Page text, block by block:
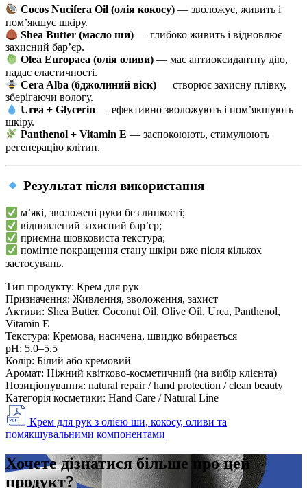
Cocos Nucifera Oil (олія кокосу) — зволожує, живить і
пом’якшує шкіру.
Shea Butter (масло ши) — глибоко живить і відновлює
захисний бар’єр.
Olea Europaea (олія оливи) — має антиоксидантну дію,
надає еластичності.
Cera Alba (бджолиний віск) — створює захисну плівку,
зберігаючи вологу.
Urea + Glycerin — ефективно зволожують і пом’якшують
шкіру.
Panthenol + Vitamin E — заспокоюють, стимулюють
регенерацію клітин.
Результат після використання
м’які, зволожені руки без липкості;
відновлений захисний бар’єр;
приємна шовковиста текстура;
помітне покращення стану шкіри вже після кількох
застосувань.
Тип продукту: Крем для рук
Призначення: Живлення, зволоження, захист
Активи: Shea Butter, Coconut Oil, Olive Oil, Urea, Panthenol,
Vitamin E
Текстура: Кремова, насичена, швидко вбирається
рН: 5.0–5.5
Колір: Білий або кремовий
Аромат: Ніжний квітково-косметичний (на вибір клієнта)
Позиціонування: natural repair / hand protection / clean beauty
Категорія косметики: Hand Care / Natural Line
Крем для рук з олією ши, кокосу, оливи та
помякшувальними компонентами
Хочете дізнатися більше про цей
продукт?